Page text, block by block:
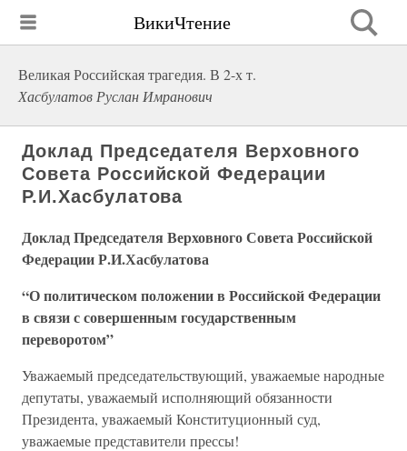
ВикиЧтение
Великая Российская трагедия. В 2-х т.
Хасбулатов Руслан Имранович
Доклад Председателя Верховного
Совета Российской Федерации
Р.И.Хасбулатова
Доклад Председателя Верховного Совета Российской
Федерации Р.И.Хасбулатова
“О политическом положении в Российской Федерации
в связи с совершенным государственным
переворотом”
Уважаемый председательствующий, уважаемые народные
депутаты, уважаемый исполняющий обязанности
Президента, уважаемый Конституционный суд,
уважаемые представители прессы!